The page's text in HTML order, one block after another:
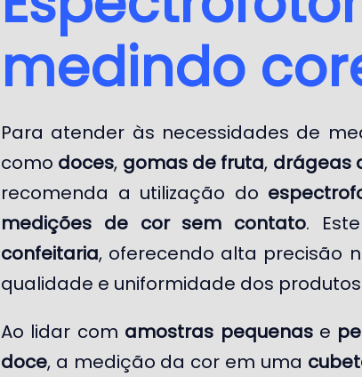
medindo
Para atender às necessidades de
como doces, gomas de fruta, drágeas
recomenda a utilização do
medições de cor sem contato.
confeitaria, oferecendo alta precisão
qualidade e uniformidade dos
Ao lidar com amostras pequenase
doce, a medição da cor em uma